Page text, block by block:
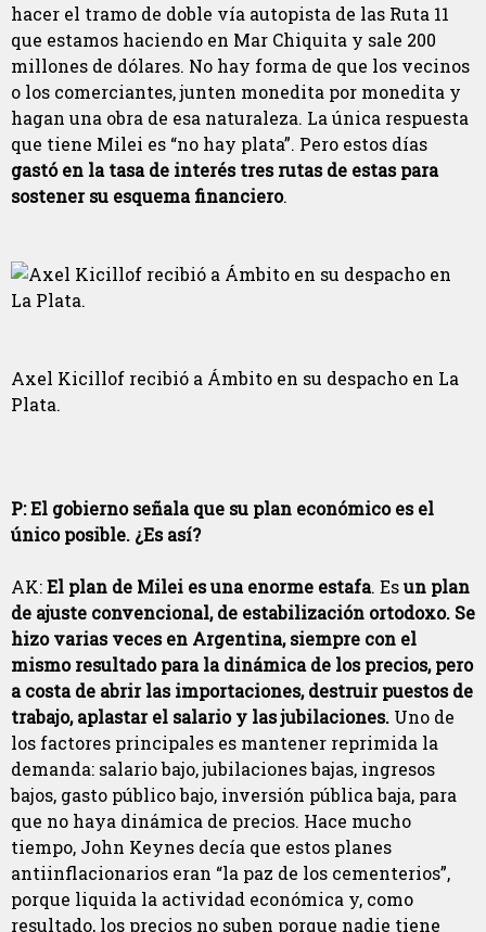
hacer el tramo de doble vía autopista de las Ruta 11
que estamos haciendo en Mar Chiquita y sale 200
millones de dólares. No hay forma de que los vecinos
o los comerciantes, junten monedita por monedita y
hagan una obra de esa naturaleza. La única respuesta
que tiene Milei es “no hay plata”. Pero estos días
gastó en la tasa de interés tres rutas de estas para
sostener su esquema financiero.
Axel Kicillof recibió a Ámbito en su despacho en La
Plata.
P: El gobierno señala que su plan económico es el
único posible. ¿Es así?
AK:El plan de Milei es una enorme estafa. Esun plan
de ajuste convencional, de estabilización ortodoxo. Se
hizo varias veces en Argentina, siempre con el
mismo resultado para la dinámica de los precios, pero
a costa de abrir las importaciones, destruir puestos de
trabajo, aplastar el salario y las jubilaciones. Uno de
los factores principales es mantener reprimida la
demanda: salario bajo, jubilaciones bajas, ingresos
bajos, gasto público bajo, inversión pública baja, para
que no haya dinámica de precios. Hace mucho
tiempo, John Keynes decía que estos planes
antiinflacionarios eran “la paz de los cementerios”,
porque liquida la actividad económica y, como
resultado, los precios no suben porque nadie tiene